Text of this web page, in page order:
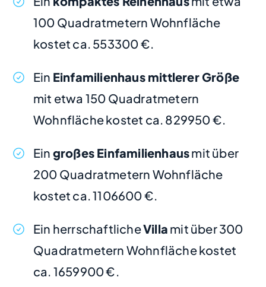
100 Quadratmetern Wohnfläche
kostet ca. 553300 €.
Ein Einfamilienhaus mittlerer Größe
mit etwa 150 Quadratmetern
Wohnfläche kostet ca. 829950 €.
Ein großes Einfamilienhausmit über
200 Quadratmetern Wohnfläche
kostet ca. 1106600 €.
Ein herrschaftlicheVilla mit über 300
Quadratmetern Wohnfläche kostet
ca. 1659900 €.